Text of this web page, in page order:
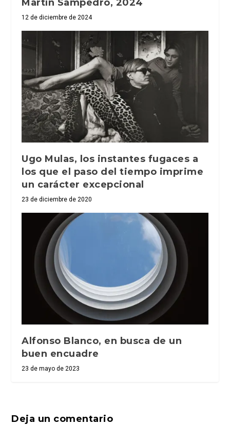
Martín Sampedro, 2024
12 de diciembre de 2024
Ugo Mulas, los instantes fugaces a
los que el paso del tiempo imprime
un carácter excepcional
23 de diciembre de 2020
Alfonso Blanco, en busca de un
buen encuadre
23 de mayo de 2023
Deja un comentario